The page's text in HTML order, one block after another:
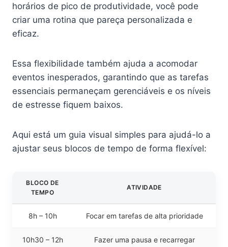
horários de pico de produtividade, você pode
criar uma rotina que pareça personalizada e
eficaz.
Essa flexibilidade também ajuda a acomodar
eventos inesperados, garantindo que as tarefas
essenciais permaneçam gerenciáveis e os níveis
de estresse fiquem baixos.
Aqui está um guia visual simples para ajudá-lo a
ajustar seus blocos de tempo de forma flexível:
BLOCO DE
TEMPO
ATIVIDADE
8h – 10h Focar em tarefas de alta prioridade
10h30 – 12h Fazer uma pausa e recarregar